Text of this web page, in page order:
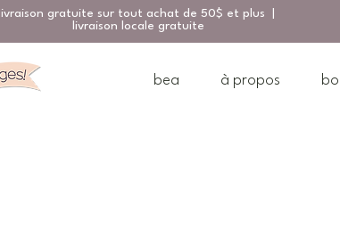
livraison gratuite sur tout achat de 50$ et plus |
livraison locale gratuite
bea à propos